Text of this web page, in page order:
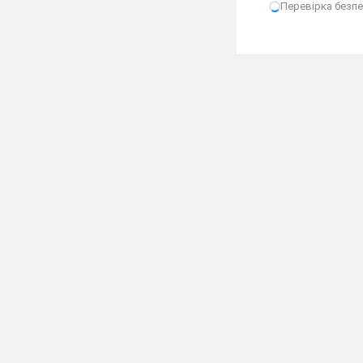
Перевірка